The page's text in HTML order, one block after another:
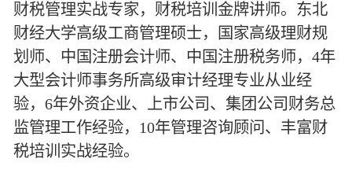
财税管理实战专家，财税培训金牌讲师。东北
财经大学高级工商管理硕士，国家高级理财规
划师、中国注册会计师、中国注册税务师，4年
大型会计师事务所高级审计经理专业从业经
验，6年外资企业、上市公司、集团公司财务总
监管理工作经验，10年管理咨询顾问、丰富财
税培训实战经验。